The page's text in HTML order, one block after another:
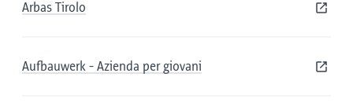
Arbas Tirolo
Aufbauwerk - Azienda per giovani